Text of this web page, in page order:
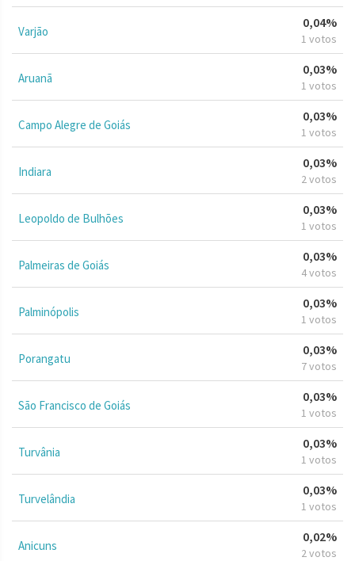
Varjão
0,04%
1 votos
Aruanã
0,03%
1 votos
Campo Alegre de Goiás
0,03%
1 votos
Indiara
0,03%
2 votos
Leopoldo de Bulhões
0,03%
1 votos
Palmeiras de Goiás
0,03%
4 votos
Palminópolis
0,03%
1 votos
Porangatu
0,03%
7 votos
São Francisco de Goiás
0,03%
1 votos
Turvânia
0,03%
1 votos
Turvelândia
0,03%
1 votos
Anicuns
0,02%
2 votos